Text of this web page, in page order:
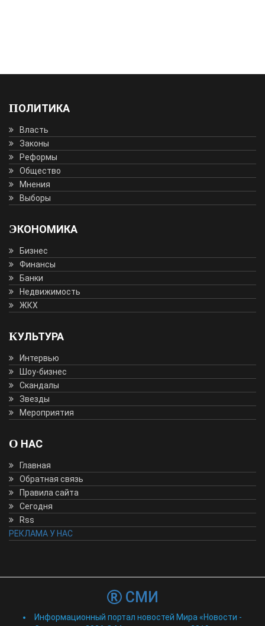
ПОЛИТИКА
Власть
Законы
Реформы
Общество
Мнения
Выборы
ЭКОНОМИКА
Бизнес
Финансы
Банки
Недвижимость
ЖКХ
КУЛЬТУРА
Интервью
Шоу-бизнес
Скандалы
Звезды
Мероприятия
О НАС
Главная
Обратная связь
Правила сайта
Сегодня
Rss
РЕКЛАМА У НАС
СМИ
Информационный портал новостей Мира «Новости -